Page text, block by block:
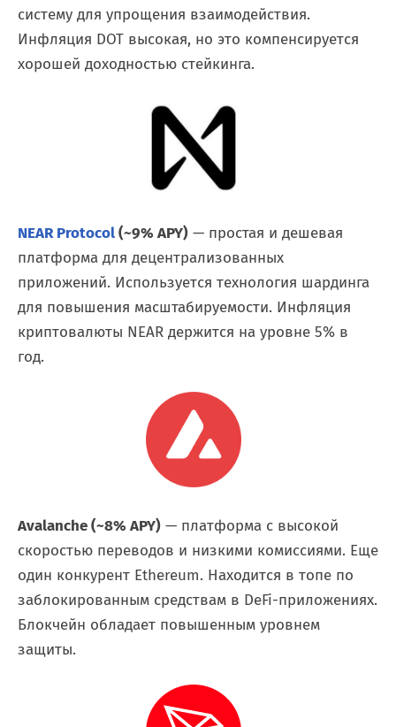
систему для упрощения взаимодействия.
Инфляция DOT высокая, но это компенсируется
хорошей доходностью стейкинга.
NEAR Protocol(~9% APY) — простая и дешевая
платформа для децентрализованных
приложений. Используется технология шардинга
для повышения масштабируемости. Инфляция
криптовалюты NEAR держится на уровне 5% в
год.
Avalanche (~8% APY) — платформа c высокой
скоростью переводов и низкими комиссиями. Еще
один конкурент Ethereum. Находится в топе по
заблокированным средствам в DeFi-приложениях.
Блокчейн обладает повышенным уровнем
защиты.